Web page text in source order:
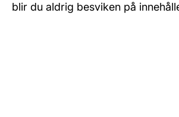
blir du aldrig besviken på